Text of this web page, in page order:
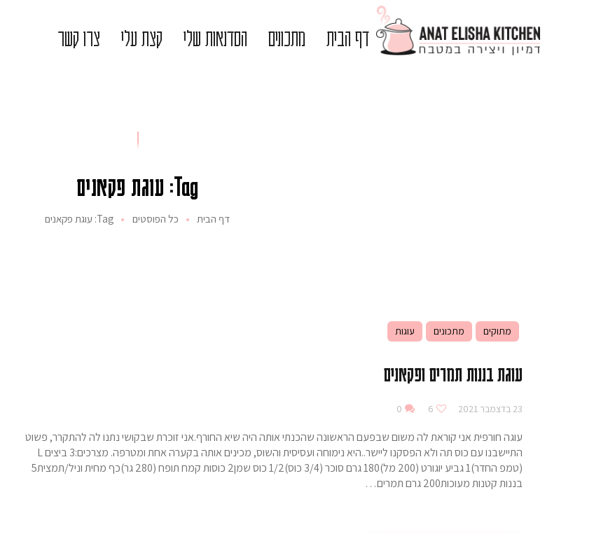
דף הבית מתכונים הסדנאות שלי קצת עלי צרו קשר
Tag: עוגת פקאנים
דף הבית כל הפוסטים Tag: עוגת פקאנים
מתוקים מתכונים עוגות
עוגת בננות תמרים ופקאנים
23 בדצמבר 2021 6
0
עוגה חורפית אני קוראת לה משום שבפעם הראשונה שהכנתי אותה היה שיא החורף.אני זוכרת שבקושי נתנו לה להתקרר, פשוט
התיישבנו עם כוס תה ולא הפסקנו ליישר..היא נימוחה ועסיסית והשוס, מכינים אותה בקערה אחת ומטרפה. מצרכים:3 ביצים L
(טמפ החדר)1 גביע יוגורט (200 מל)180 גרם סוכר (3/4 כוס)1/2 כוס שמן2 כוסות קמח תופח (280 גר)כף מחית וניל/תמצית5
בננות קטנות מעוכות200 גרם תמרים…